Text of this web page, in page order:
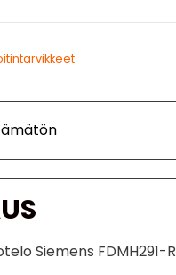
Siemens FDMH291-R